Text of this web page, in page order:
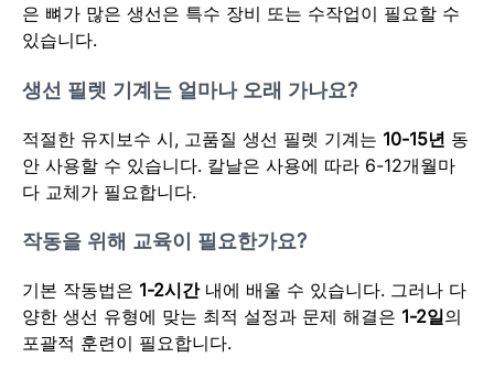
은 뼈가 많은 생선은 특수 장비 또는 수작업이 필요할 수
있습니다.
생선 필렛 기계는 얼마나 오래 가나요?
적절한 유지보수 시, 고품질 생선 필렛 기계는 10-15년 동
안 사용할 수 있습니다. 칼날은 사용에 따라 6-12개월마
다 교체가 필요합니다.
작동을 위해 교육이 필요한가요?
기본 작동법은 1-2시간내에 배울 수 있습니다. 그러나 다
양한 생선 유형에 맞는 최적 설정과 문제 해결은 1-2일의
포괄적 훈련이 필요합니다.